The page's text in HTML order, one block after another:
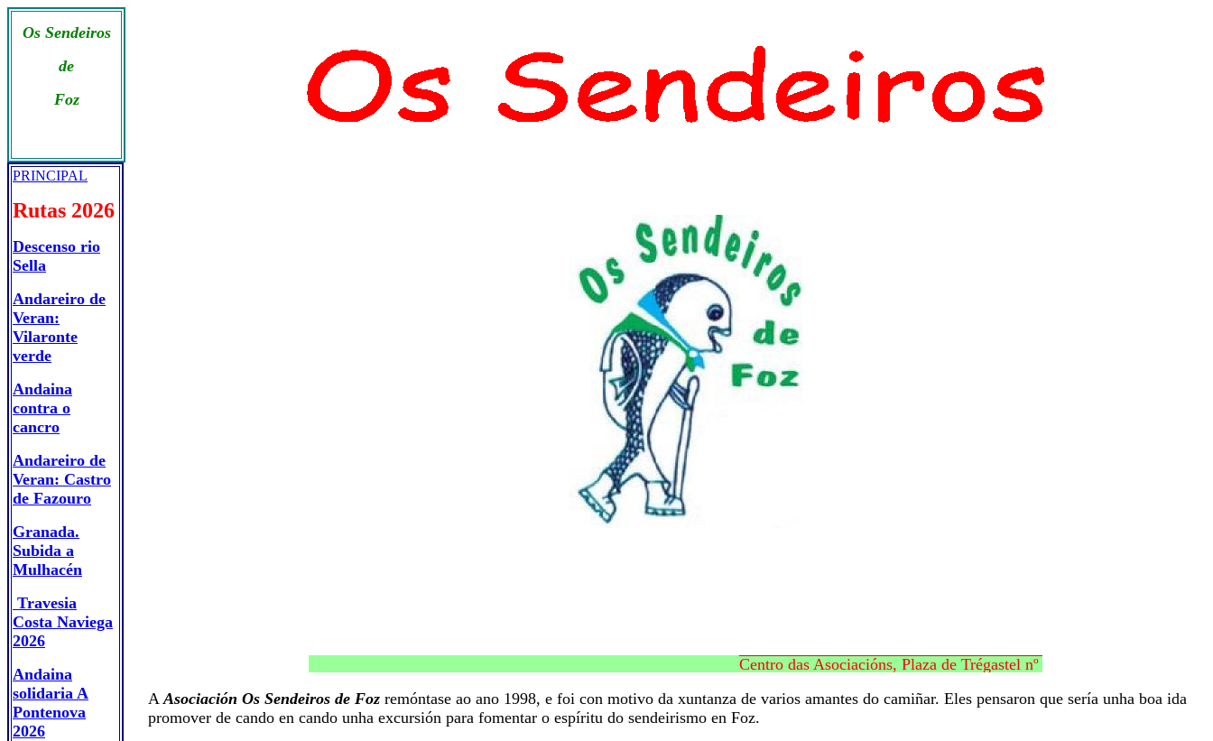
Os Sendeiros
de
Foz
PRINCIPAL
Rutas 2026
Descenso rio
Sella
Andareiro de
Veran:
Vilaronte
verde
Andaina
contra o
cancro
Andareiro de
Veran: Castro
de Fazouro
Granada.
Subida a
Mulhacén
Travesia
Costa Naviega
2026
Andaina
solidaria A
Pontenova
2026
Centro das Asociacións, Plaza de Trégastel nº 20, 27780 Foz
AAsociación Os Sendeiros de Foz remóntase ao ano 1998, e foi con motivo da xuntanza de varios amantes do camiñar. Eles pensaron que sería unha boa ida
promover de cando en cando unha excursión para fomentar o espíritu do sendeirismo en Foz.